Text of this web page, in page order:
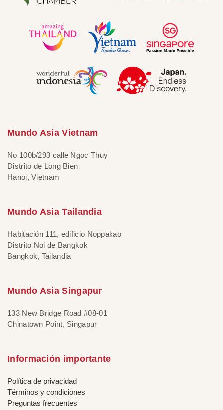
Mundo Asia Vietnam
No 100b/293 calle Ngoc Thuy
Distrito de Long Bien
Hanoi, Vietnam
Mundo Asia Tailandia
Habitación 111, edificio Noppakao
Distrito Noi de Bangkok
Bangkok, Tailandia
Mundo Asia Singapur
133 New Bridge Road #08-01
Chinatown Point, Singapur
Información importante
Política de privacidad
Términos y condiciones
Preguntas frecuentes